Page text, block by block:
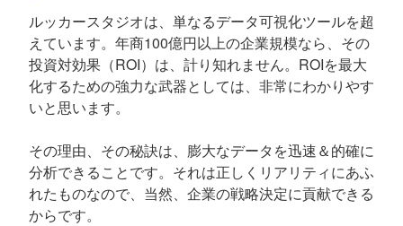
ルッカースタジオは、単なるデータ可視化ツールを超
えています。年商100億円以上の企業規模なら、その
投資対効果（ROI）は、計り知れません。ROIを最大
化するための強力な武器としては、非常にわかりやす
いと思います。
その理由、その秘訣は、膨大なデータを迅速＆的確に
分析できることです。それは正しくリアリティにあふ
れたものなので、当然、企業の戦略決定に貢献できる
からです。